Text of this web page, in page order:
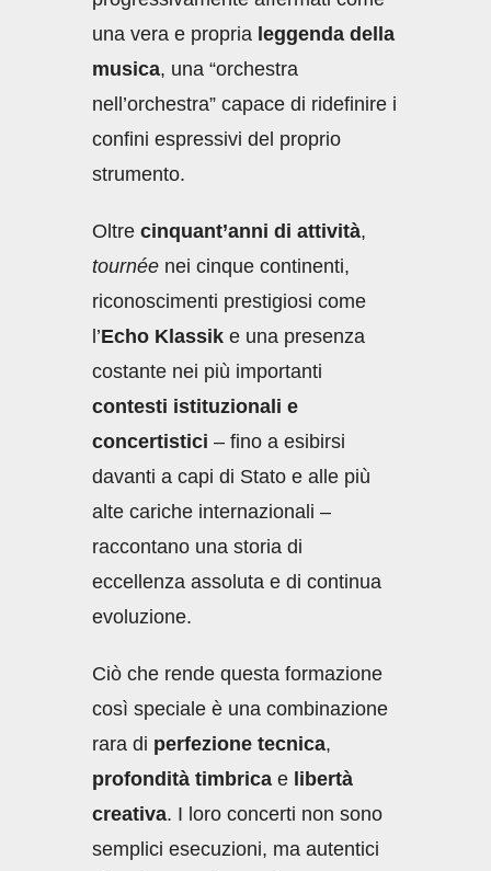
una vera e propria leggenda della
musica, una “orchestra
nell’orchestra” capace di ridefinire i
confini espressivi del proprio
strumento.
Oltre cinquant’anni di attività,
tournée nei cinque continenti,
riconoscimenti prestigiosi come
l’Echo Klassik e una presenza
costante nei più importanti
contesti istituzionali e
concertistici – fino a esibirsi
davanti a capi di Stato e alle più
alte cariche internazionali –
raccontano una storia di
eccellenza assoluta e di continua
evoluzione.
Ciò che rende questa formazione
così speciale è una combinazione
rara di perfezione tecnica,
profondità timbrica e libertà
creativa. I loro concerti non sono
semplici esecuzioni, ma autentici